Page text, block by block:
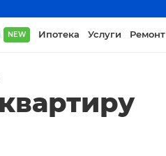
NEW Ипотека Услуги Ремонт